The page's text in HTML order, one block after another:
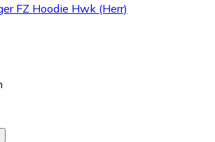
FZ Hoodie Hwk (Herr)